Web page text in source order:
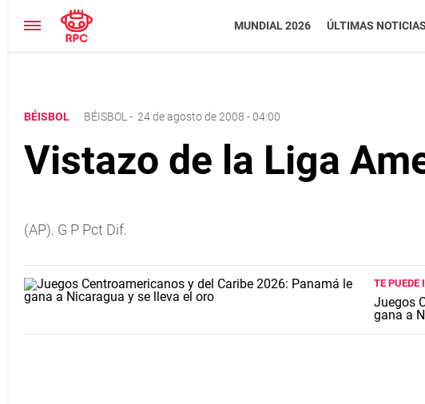
MUNDIAL 2026 ÚLTIMAS NOTICIAS
BÉISBOL BÉISBOL - 24 de agosto de 2008 - 04:00
Vistazo de la Liga
(AP). G P Pct Dif.
TE PUEDE
Juegos
gana a